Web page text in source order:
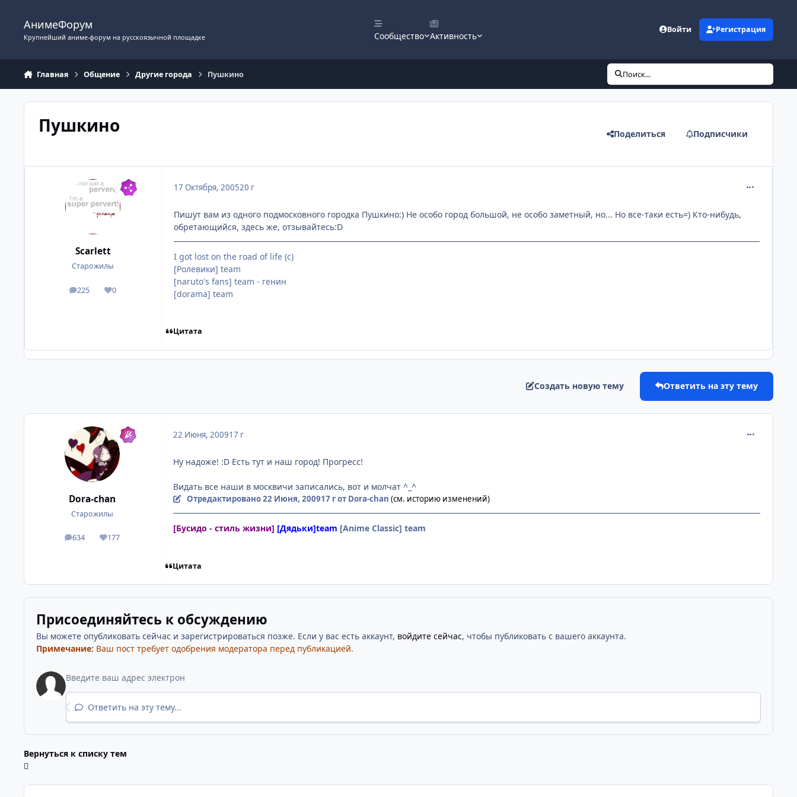
АнимеФорум
Крупнейший аниме-форум на русскоязычной площадке Сообщество Активность
Войти Регистрация
Главная Общение Другие города Пушкино Поиск...
Пушкино Поделиться Подписчики
Scarlett
Старожилы
225
посты 0
Репутация
17 Октября, 200520 г
Пишут вам из одного подмосковного городка Пушкино:) Не особо город большой, не особо заметный, но... Но все-таки есть=) Кто-нибудь,
обретающийся, здесь же, отзывайтесь:D
I got lost on the road of life (с)
[Ролевики] team
[naruto's fans] team - генин
[dorama] team
Цитата
Создать новую тему Ответить на эту тему
Dora-chan
Старожилы
634
посты 177
Репутация
22 Июня, 200917 г
Ну надоже! :D Есть тут и наш город! Прогресс!
Видать все наши в москвичи записались, вот и молчат ^_^
Отредактировано22 Июня, 200917 гот Dora-chan (см. историю изменений)
[Бусидо - стиль жизни] [Дядьки]team [Anime Classic] team
Цитата
Присоединяйтесь к обсуждению
Вы можете опубликовать сейчас и зарегистрироваться позже. Если у вас есть аккаунт, войдите сейчас, чтобы публиковать с вашего аккаунта.
Примечание: Ваш пост требует одобрения модератора перед публикацией.
Ответить на эту тему...
Вернуться к списку тем